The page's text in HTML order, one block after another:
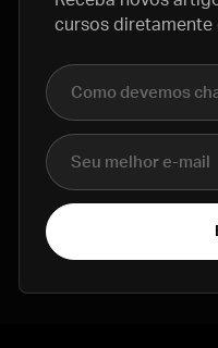
cursos diretamente
Nome completo
E-mail